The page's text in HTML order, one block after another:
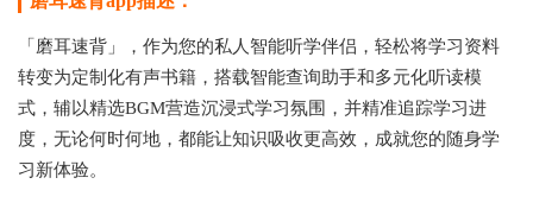
「磨耳速背」，作为您的私人智能听学伴侣，轻松将学习资料
转变为定制化有声书籍，搭载智能查询助手和多元化听读模
式，辅以精选BGM营造沉浸式学习氛围，并精准追踪学习进
度，无论何时何地，都能让知识吸收更高效，成就您的随身学
习新体验。